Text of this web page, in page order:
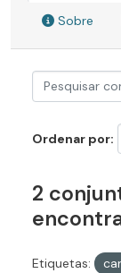
Sobre
Ordenar por
2
Etiquetas: